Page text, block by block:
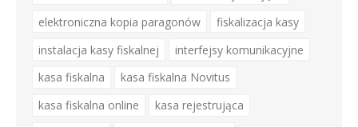
elektroniczna kopia paragonów
fiskalizacja kasy
instalacja kasy fiskalnej
interfejsy komunikacyjne
kasa fiskalna
kasa fiskalna Novitus
kasa fiskalna online
kasa rejestrująca